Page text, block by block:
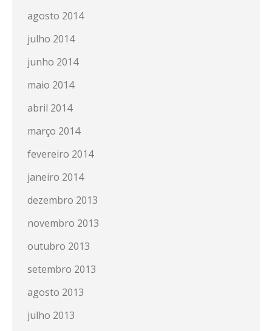
agosto 2014
julho 2014
junho 2014
maio 2014
abril 2014
março 2014
fevereiro 2014
janeiro 2014
dezembro 2013
novembro 2013
outubro 2013
setembro 2013
agosto 2013
julho 2013